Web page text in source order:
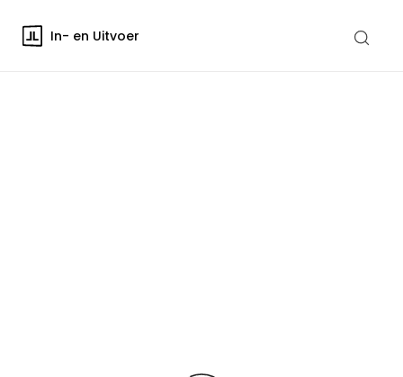
In- en Uitvoer